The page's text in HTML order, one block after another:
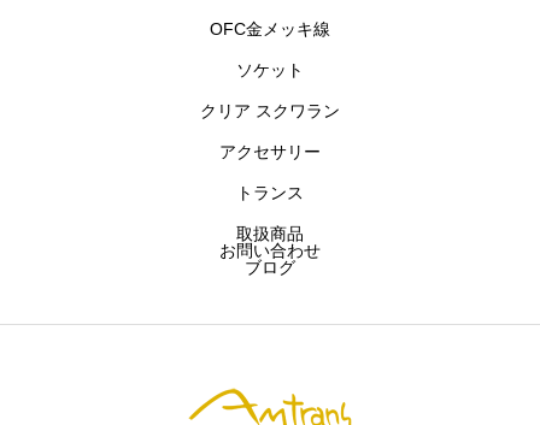
OFC金メッキ線
ソケット
クリア スクワラン
アクセサリー
トランス
取扱商品
お問い合わせ
ブログ